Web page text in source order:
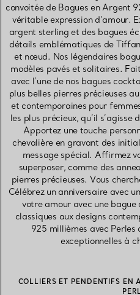
convoitée de Bagues en Argent
véritable expression d’amour.
argent sterling et des bagues
détails emblématiques de
et nœud. Nos légendaires
modèles pavés et solitaires.
avec l’une de nos bagues
plus belles pierres précieuses
et contemporaines pour
les plus précieux, qu’il s’agisse
Apportez une touche
chevalière en gravant des
message spécial. Affirmez
superposer, comme des
pierres précieuses. Vous
Célébrez un anniversaire avec
votre amour avec une bague
classiques aux designs
925 millièmes avec Perles
exceptionnelles à
COLLIERS ET PENDENTIFS